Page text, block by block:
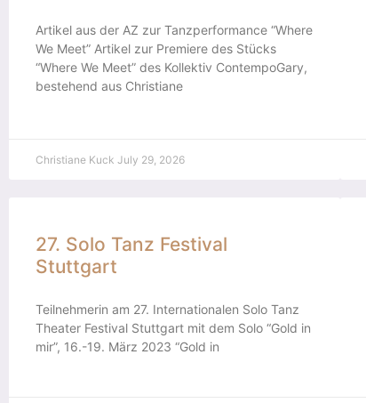
Artikel aus der AZ zur Tanzperformance “Where
We Meet” Artikel zur Premiere des Stücks
“Where We Meet” des Kollektiv ContempoGary,
bestehend aus Christiane
Christiane Kuck July 29, 2026
27. Solo Tanz Festival
Stuttgart
Teilnehmerin am 27. Internationalen Solo Tanz
Theater Festival Stuttgart mit dem Solo “Gold in
mir”, 16.-19. März 2023 “Gold in